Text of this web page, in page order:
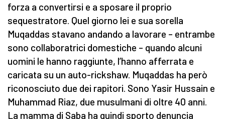
forza a convertirsi e a sposare il proprio
sequestratore. Quel giorno lei e sua sorella
Muqaddas stavano andando a lavorare – entrambe
sono collaboratrici domestiche – quando alcuni
uomini le hanno raggiunte, l’hanno afferrata e
caricata su un auto-rickshaw. Muqaddas ha però
riconosciuto due dei rapitori. Sono Yasir Hussain e
Muhammad Riaz, due musulmani di oltre 40 anni.
La mamma di Saba ha quindi sporto denuncia